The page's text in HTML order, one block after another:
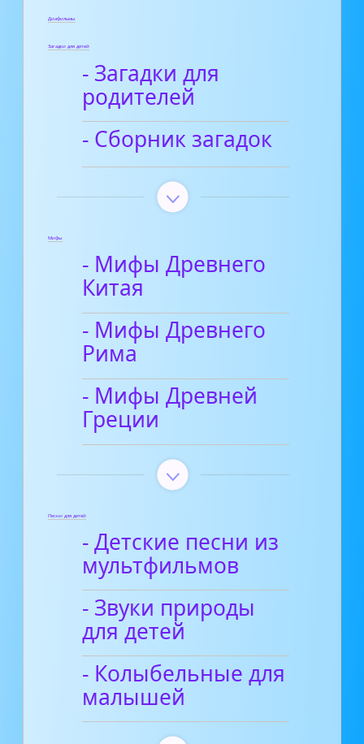
Диафильмы
Загадки для детей
- Загадки для
родителей
- Сборник загадок
Мифы
- Мифы Древнего
Китая
- Мифы Древнего
Рима
- Мифы Древней
Греции
Песни для детей
- Детские песни из
мультфильмов
- Звуки природы
для детей
- Колыбельные для
малышей